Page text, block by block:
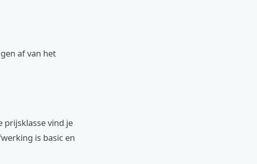
af van het
prijsklasse vind je
is basic en